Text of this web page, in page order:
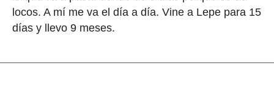
locos. A mí me va el día a día. Vine a Lepe para 15
días y llevo 9 meses.